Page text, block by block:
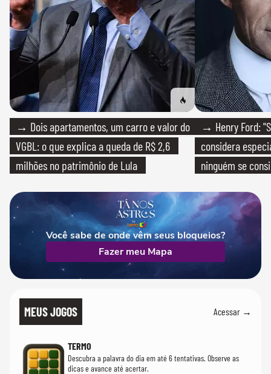
→ Dois apartamentos, um carro e valor do
VGBL: o que explica a queda de R$ 2,6
milhões no patrimônio de Lula
→ Henry Ford:
considera
ninguém se
Você sabe de onde vêm seus bloqueios?
Fazer meu Mapa
MEUS JOGOS Acessar →
TERMO
Descubra a palavra do dia em até 6 tentativas. Observe as
dicas e avance até acertar.